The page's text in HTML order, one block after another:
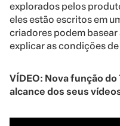
explorados pelos
eles estão escritos em
criadores podem
explicar as condições
VÍDEO: Nova função do
alcance dos seus